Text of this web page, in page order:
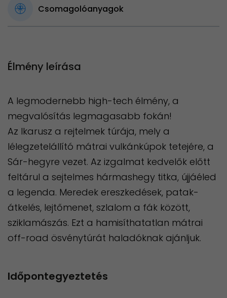
Csomagolóanyagok
Élmény leírása
A legmodernebb high-tech élmény, a
megvalósítás legmagasabb fokán!
​Az Ikarusz a rejtelmek túrája, mely a
lélegzetelállító mátrai vulkánkúpok tetejére, a
Sár-hegyre vezet. Az izgalmat kedvelők előtt
feltárul a sejtelmes hármashegy titka, újjáéled
a legenda. Meredek ereszkedések, patak-
átkelés, lejtőmenet, szlalom a fák között,
sziklamászás. Ezt a hamisíthatatlan mátrai
off-road ösvénytúrát haladóknak ajánljuk.
Időpontegyeztetés